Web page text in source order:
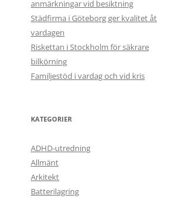
anmärkningar vid besiktning
Städfirma i Göteborg ger kvalitet åt
vardagen
Riskettan i Stockholm för säkrare
bilkörning
Familjestöd i vardag och vid kris
KATEGORIER
ADHD-utredning
Allmänt
Arkitekt
Batterilagring